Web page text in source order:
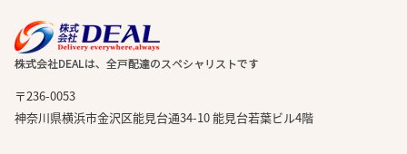
〒236-0053
神奈川県横浜市金沢区能見台通34-10 能見台若葉ビル4階